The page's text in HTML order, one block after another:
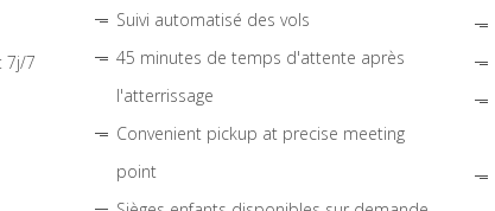
7j/7
Suivi automatisé des vols
45 minutes de temps d'attente après
l'atterrissage
Convenient pickup at precise meeting
point